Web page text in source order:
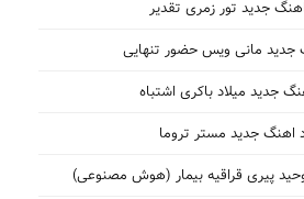
اهنگ جدید تور زمری تقدیر
جدید مانی ویس حضور تنهایی
جدید میلاد باکری اشتباه
اهنگ جدید مستر تروما
پیری قراقیه بیمار (هوش مصنوعی)